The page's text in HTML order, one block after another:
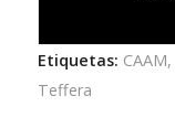
Etiquetas: CAAM,
Teffera